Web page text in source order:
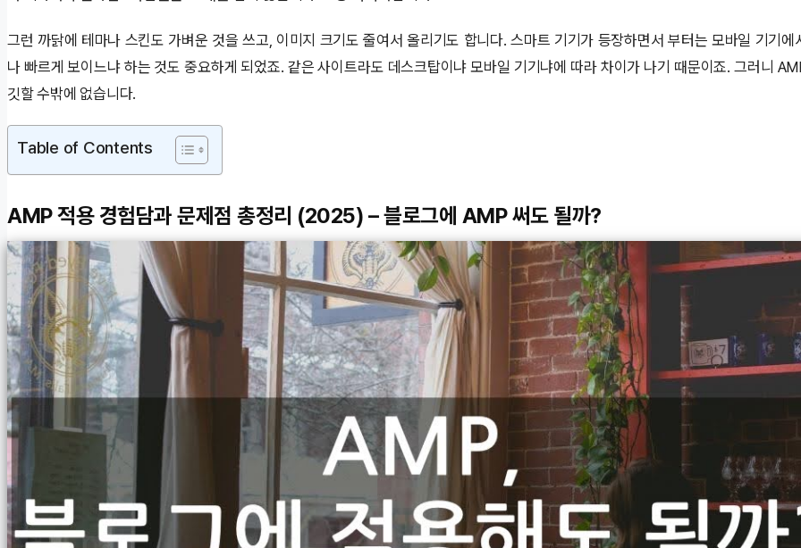
그런 까닭에 테마나 스킨도 가벼운 것을 쓰고, 이미지 크기도 줄여서 올리기도 합니다. 스마트 기기가 등장하면서 부터는 모바일 기기에
나 빠르게 보이느냐 하는 것도 중요하게 되었죠. 같은 사이트라도 데스크탑이냐 모바일 기기냐에 따라 차이가 나기 때문이죠. 그러니
깃할 수밖에 없습니다.
Table of Contents
AMP 적용 경험담과 문제점 총정리 (2025) – 블로그에 AMP 써도 될까?